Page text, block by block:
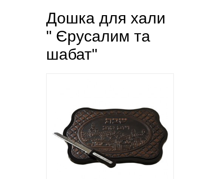
Дошка для хали
" Єрусалим та
шабат"